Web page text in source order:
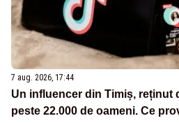
7 aug. 2026, 17:44
Un influencer din Timiș, reținut
peste 22.000 de oameni. Ce